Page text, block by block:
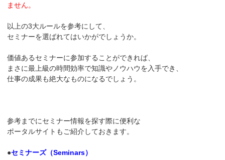
ません。
以上の3大ルールを参考にして、
セミナーを選ばれてはいかがでしょうか。
価値あるセミナーに参加することができれば、
まさに最上級の時間効率で知識やノウハウを入手でき、
仕事の成果も絶大なものになるでしょう。
参考までにセミナー情報を探す際に便利な
ポータルサイトもご紹介しておきます。
●セミナーズ（Seminars）